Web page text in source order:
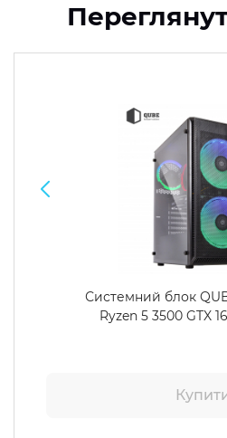
Системний блок
Ryzen 5 3500 GTX